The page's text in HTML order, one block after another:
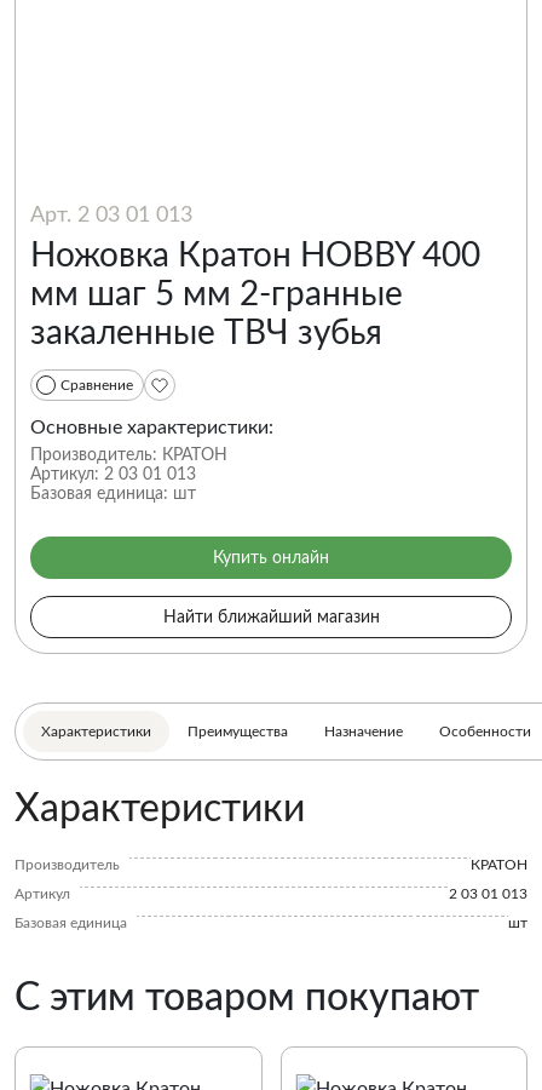
Арт. 2 03 01 013
Ножовка Кратон HOBBY 400
мм шаг 5 мм 2-гранные
закаленные ТВЧ зубья
Сравнение
Основные характеристики:
Производитель: КРАТОН
Артикул: 2 03 01 013
Базовая единица: шт
Купить онлайн
Найти ближайший магазин
Характеристики Преимущества Назначение Особенности
Характеристики
Производитель
КРАТОН
Артикул
2 03 01 013
Базовая единица
шт
С этим товаром покупают